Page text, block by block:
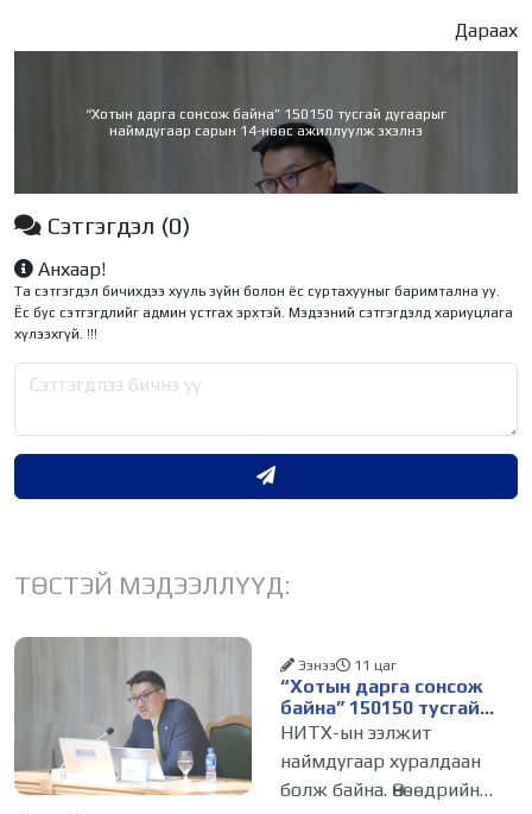
Дараах
“Хотын дарга сонсож байна” 150150 тусгай дугаарыг
наймдугаар сарын 14-нөөс ажиллуулж эхэлнэ
Сэтгэгдэл (0)
Анхаар!
Та сэтгэгдэл бичихдээ хууль зүйн болон ёс суртахууныг баримтална уу.
Ёс бус сэтгэгдлийг админ устгах эрхтэй. Мэдээний сэтгэгдэлд хариуцлага
хүлээхгүй. !!!
ТӨСТЭЙ МЭДЭЭЛЛҮҮД:
“Хотын дарга сонсож
байна” 150150 тусгай
дугаарыг наймдугаар
сарын 14-нөөс
ажиллуулж эхэлнэ
Ээнээ 11 цаг
НИТХ-ын ээлжит
наймдугаар хуралдаан
болж байна. Өнөөдрийн